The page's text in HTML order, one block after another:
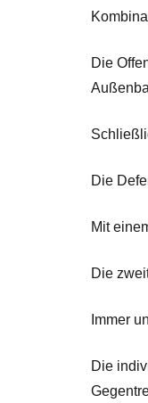
Die
Die
Mit
Die
Immer
Die